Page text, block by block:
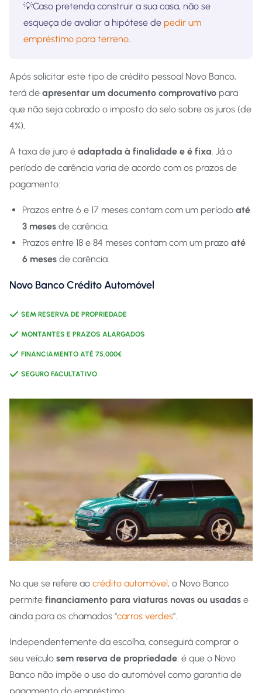
💡Caso pretenda construir a sua casa, não se
esqueça de avaliar a hipótese de pedir um
empréstimo para terreno.
Após solicitar este tipo de crédito pessoal Novo Banco,
terá de apresentar um documento comprovativo para
que não seja cobrado o imposto do selo sobre os juros (de
4%).
A taxa de juro é adaptada à finalidade e é fixa. Já o
período de carência varia de acordo com os prazos de
pagamento:
Prazos entre 6 e 17 meses contam com um período até
3 meses de carência;
Prazos entre 18 e 84 meses contam com um prazo até
6 meses de carência.
Novo Banco Crédito Automóvel
SEM RESERVA DE PROPRIEDADE
MONTANTES E PRAZOS ALARGADOS
FINANCIAMENTO ATÉ 75.000€
SEGURO FACULTATIVO
No que se refere ao crédito automóvel , o Novo Banco
permite financiamento para viaturas novas ou usadas e
ainda para os chamados "carros verdes".
Independentemente da escolha, conseguirá comprar o
seu veículo sem reserva de propriedade: é que o Novo
Banco não impõe o uso do automóvel como garantia de